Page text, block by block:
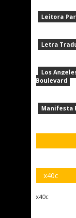
Leitora
Letra
Los
Boulevard
Manifesta
x40c
x40c